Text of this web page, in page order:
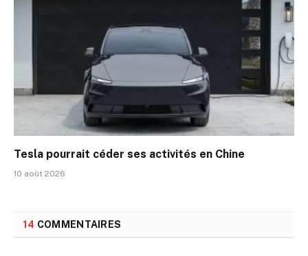
Tesla pourrait céder ses activités en Chine
10 août 2026
14 COMMENTAIRES